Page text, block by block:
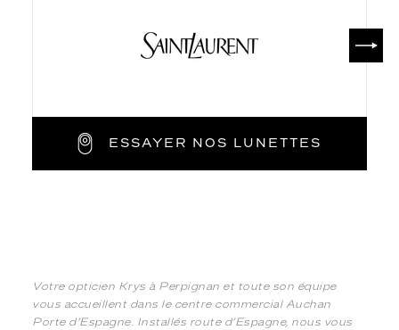
ESSAYER NOS LUNETTES
Votre opticien Krys à Perpignan et toute son équipe
vous accueillent dans le centre commercial Auchan
Porte d’Espagne. Installés route d’Espagne, nous vous